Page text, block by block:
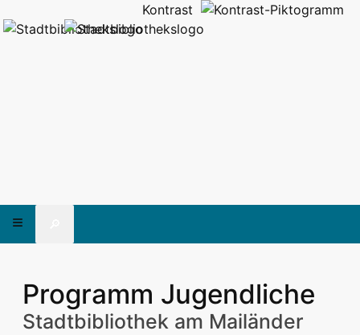
Kontrast
Programm Jugendliche
Stadtbibliothek am Mailänder